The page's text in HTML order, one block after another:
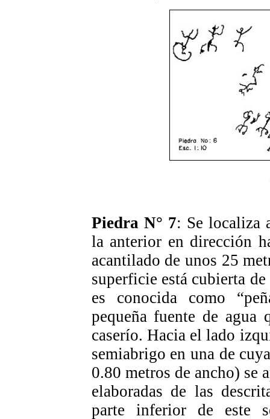
Piedra N° 7: Se localiza
la anterior en dirección
acantilado de unos 25
superficie está cubierta
es conocida como
pequeña fuente de agua
caserío. Hacia el lado
semiabrigo en una de
0.80 metros de ancho) se
elaboradas de las
parte inferior de este